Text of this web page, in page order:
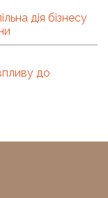
дія бізнесу
до